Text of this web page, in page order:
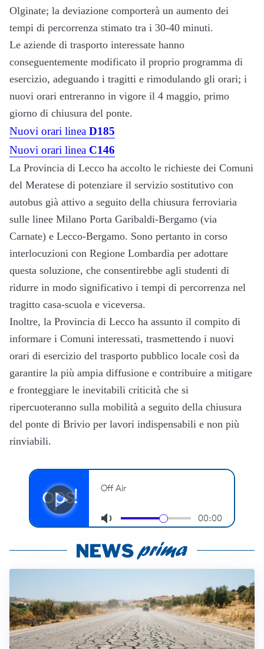
Olginate; la deviazione comporterà un aumento dei
tempi di percorrenza stimato tra i 30-40 minuti.
Le aziende di trasporto interessate hanno
conseguentemente modificato il proprio programma di
esercizio, adeguando i tragitti e rimodulando gli orari; i
nuovi orari entreranno in vigore il 4 maggio, primo
giorno di chiusura del ponte.
Nuovi orari linea D185
Nuovi orari linea C146
La Provincia di Lecco ha accolto le richieste dei Comuni
del Meratese di potenziare il servizio sostitutivo con
autobus già attivo a seguito della chiusura ferroviaria
sulle linee Milano Porta Garibaldi-Bergamo (via
Carnate) e Lecco-Bergamo. Sono pertanto in corso
interlocuzioni con Regione Lombardia per adottare
questa soluzione, che consentirebbe agli studenti di
ridurre in modo significativo i tempi di percorrenza nel
tragitto casa-scuola e viceversa.
Inoltre, la Provincia di Lecco ha assunto il compito di
informare i Comuni interessati, trasmettendo i nuovi
orari di esercizio del trasporto pubblico locale così da
garantire la più ampia diffusione e contribuire a mitigare
e fronteggiare le inevitabili criticità che si
ripercuoteranno sulla mobilità a seguito della chiusura
del ponte di Brivio per lavori indispensabili e non più
rinviabili.